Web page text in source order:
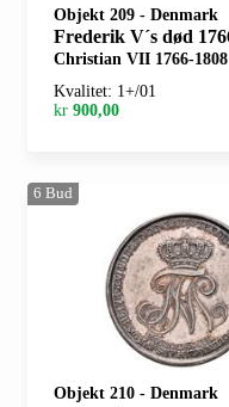
Objekt 209 - Denmark
Frederik V´s død
Christian VII 1766-1808
Kvalitet: 1+/01
kr 900,00
6 Bud
Objekt 210 - Denmark